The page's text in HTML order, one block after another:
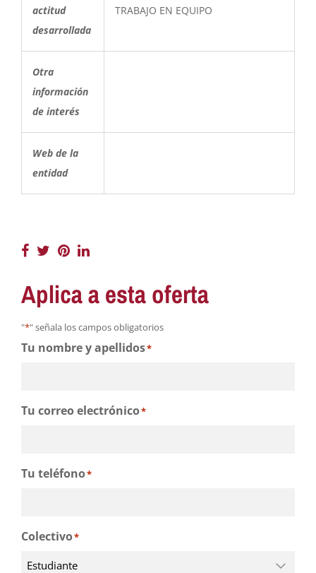
actitud
desarrollada
TRABAJO EN EQUIPO
Otra
información
de interés
Web de la
entidad
Aplica a esta oferta
"*" señala los campos obligatorios
Tu nombre y apellidos*
Tu correo electrónico*
Tu teléfono*
Colectivo*